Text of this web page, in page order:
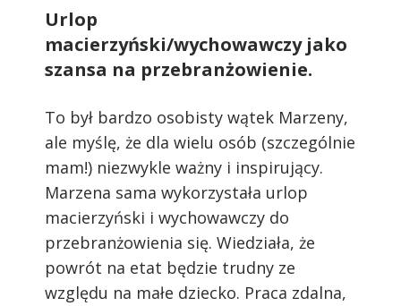
Urlop
macierzyński/wychowawczy jako
szansa na przebranżowienie.
To był bardzo osobisty wątek Marzeny,
ale myślę, że dla wielu osób (szczególnie
mam!) niezwykle ważny i inspirujący.
Marzena sama wykorzystała urlop
macierzyński i wychowawczy do
przebranżowienia się. Wiedziała, że
powrót na etat będzie trudny ze
względu na małe dziecko. Praca zdalna,